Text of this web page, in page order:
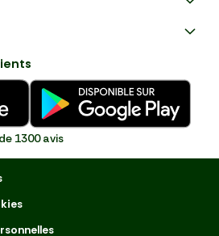
de
et
1300 avis